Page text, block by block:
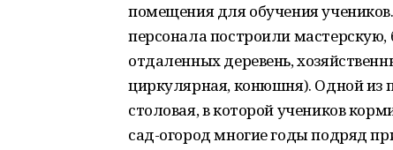
помещения для обучения
персонала построили мастерскую,
отдаленных деревень,
циркулярная, конюшня). Одной из
столовая, в которой учеников
сад-огород многие годы подряд